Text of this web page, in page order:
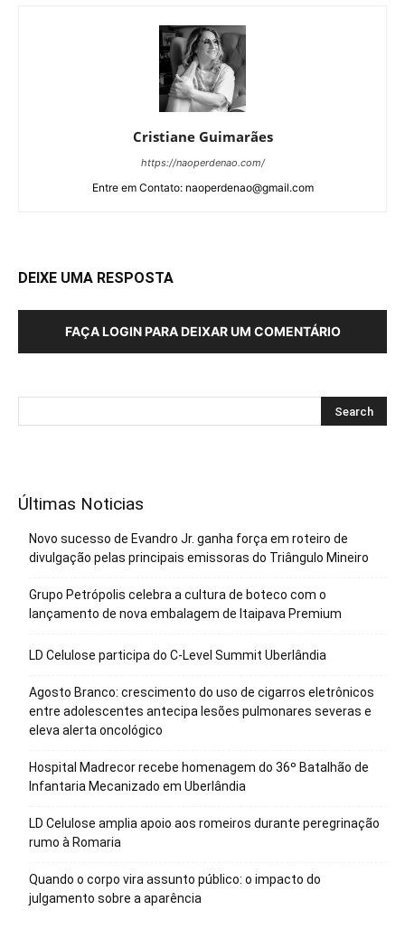
Cristiane Guimarães
https://naoperdenao.com/
Entre em Contato: naoperdenao@gmail.com
DEIXE UMA RESPOSTA
FAÇA LOGIN PARA DEIXAR UM COMENTÁRIO
Últimas Noticias
Novo sucesso de Evandro Jr. ganha força em roteiro de
divulgação pelas principais emissoras do Triângulo Mineiro
Grupo Petrópolis celebra a cultura de boteco com o
lançamento de nova embalagem de Itaipava Premium
LD Celulose participa do C-Level Summit Uberlândia
Agosto Branco: crescimento do uso de cigarros eletrônicos
entre adolescentes antecipa lesões pulmonares severas e
eleva alerta oncológico
Hospital Madrecor recebe homenagem do 36º Batalhão de
Infantaria Mecanizado em Uberlândia
LD Celulose amplia apoio aos romeiros durante peregrinação
rumo à Romaria
Quando o corpo vira assunto público: o impacto do
julgamento sobre a aparência